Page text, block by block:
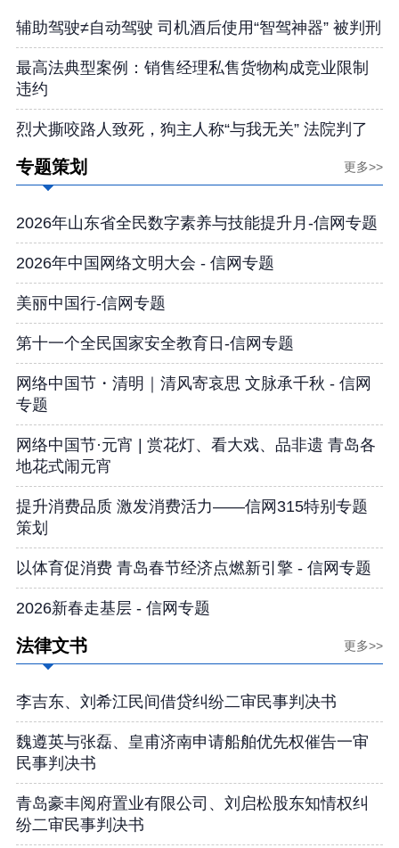
辅助驾驶≠自动驾驶 司机酒后使用“智驾神器” 被判刑
最高法典型案例：销售经理私售货物构成竞业限制
违约
烈犬撕咬路人致死，狗主人称“与我无关” 法院判了
专题策划 更多>>
2026年山东省全民数字素养与技能提升月-信网专题
2026年中国网络文明大会 - 信网专题
美丽中国行-信网专题
第十一个全民国家安全教育日-信网专题
网络中国节・清明｜清风寄哀思 文脉承千秋 - 信网
专题
网络中国节·元宵 | 赏花灯、看大戏、品非遗 青岛各
地花式闹元宵
提升消费品质 激发消费活力——信网315特别专题
策划
以体育促消费 青岛春节经济点燃新引擎 - 信网专题
2026新春走基层 - 信网专题
法律文书 更多>>
李吉东、刘希江民间借贷纠纷二审民事判决书
魏遵英与张磊、皇甫济南申请船舶优先权催告一审
民事判决书
青岛豪丰阅府置业有限公司、刘启松股东知情权纠
纷二审民事判决书